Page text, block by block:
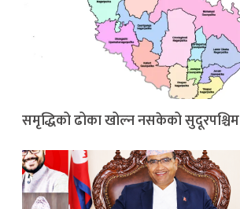
समृद्धिको ढोका खोल्न नसकेको सुदूरपश्चिम